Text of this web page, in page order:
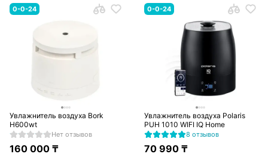
0-0-24
Увлажнитель воздуха Bork
H600wt
Нет отзывов
160 000₸
0-0-24
Увлажнитель воздуха Polaris
PUH 1010 WIFI IQ Home
8 отзывов
70 990 ₸